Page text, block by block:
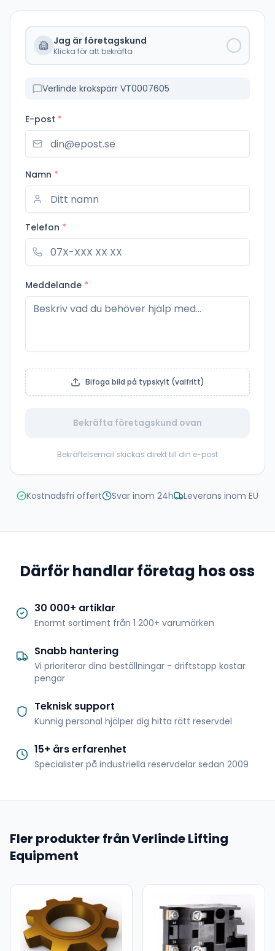
Jag är företagskund
Klicka för att bekräfta
Verlinde krokspärr VT0007605
E-post *
Namn *
Telefon *
Meddelande *
Bifoga bild på typskylt (valfritt)
Bekräfta företagskund ovan
Bekräftelsemail skickas direkt till din e-post
Kostnadsfri offert Svar inom 24h Leverans inom EU
Därför handlar företag hos oss
30 000+ artiklar
Enormt sortiment från 1 200+ varumärken
Snabb hantering
Vi prioriterar dina beställningar - driftstopp kostar
pengar
Teknisk support
Kunnig personal hjälper dig hitta rätt reservdel
15+ års erfarenhet
Specialister på industriella reservdelar sedan 2009
Fler produkter från Verlinde Lifting
Equipment